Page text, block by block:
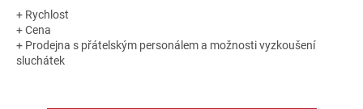
+ Rychlost
+ Cena
+ Prodejna s přátelským personálem a možnosti vyzkoušení
sluchátek